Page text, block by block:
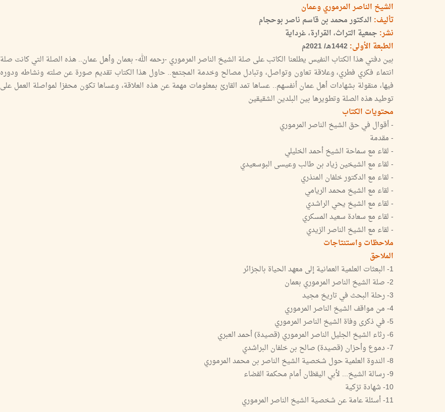
الشيخ الناصر المرموري وعمان
تأليف: الدكتور محمد بن قاسم ناصر بوحجام
نشر: جمعية التراث، القرارة، غرداية
الطبعة الأولى:1442هـ/ 2021م
بين دفتي هذا الكتاب النفيس يطلعنا الكاتب على صلة الشيخ الناصر المرموري -رحمه الله- بعمان وأهل عمان.. هذه الصلة التي كانت صلة
انتماء فكري فطري، وعلاقة تعاون وتواصل، وتبادل مصالح وخدمة المجتمع.. حاول هذا الكتاب تقديم صورة عن صلته ونشاطه ودوره
فيها، منقولة بشهادات أهل عمان أنفسهم.. عساها تمد القارئ بمعلومات مهمة عن هذه العلاقة، وعساها تكون محفزا لمواصلة العمل على
توطيد هذه الصلة وتطويرها بين البلدين الشقيقين
محتويات الكتاب
- أقوال في حق الشيخ الناصر المرموري
- مقدمة
- لقاء مع سماحة الشيخ أحمد الخليلي
- لقاء مع الشيخين زياد بن طالب وعيسى البوسعيدي
- لقاء مع الدكتور خلفان المنذري
- لقاء مع الشيخ محمد الريامي
- لقاء مع الشيخ يحي الراشدي
- لقاء مع سعادة سعيد المسكري
- لقاء مع الشيخ الناصر الزيدي
ملاحظات واستنتاجات
الملاحق
1- البعثات العلمية العمانية إلى معهد الحياة بالجزائر
2- صلة الشيخ الناصر المرموري بعمان
3- رحلة البحث في تاريخ مجيد
4- من مواقف الشيخ الناصر المرموري
5- في ذكرى وفاة الشيخ الناصر المرموري
6- رثاء الشيخ الجليل الناصر المرموري (قصيدة) أحمد العبري
7- دموع وأحزان (قصيدة) صالح بن خلفان البراشدي
8- الندوة العلمية حول شخصية الشيخ الناصر بن محمد المرموري
9- رسالة الشيخ... لأبي اليقظان أمام محكمة القضاء
10- شهادة تزكية
11- أسئلة عامة عن شخصية الشيخ الناصر المرموري